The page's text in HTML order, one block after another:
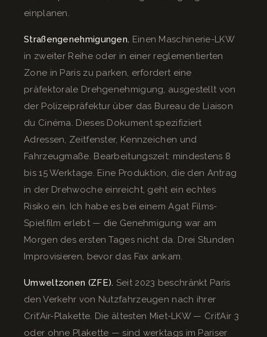
einplanen.
Straßengenehmigungen. Einen Maschinerie-LKW
in zweiter Reihe oder in einer reglementierten
Zone in Paris zu parken, erfordert eine
präfektorale Drehgenehmigung, ausgestellt von
der Polizeipräfektur über das Bureau de Liaison
du Cinéma. Dieses Dokument spezifiziert
Adressen, Zeitfenster, Kennzeichen und
Fahrzeugmaße. Bearbeitungszeit: mindestens 8
bis 15 Werktage. Eine Produktion, die den Antrag
in der Drehwoche einreicht, geht ein echtes
Risiko ein. Ich habe es bei einem Agat Films-
Spielfilm erlebt — die Genehmigung war am
Morgen des ersten Tages nicht da. Drei Stunden
Improvisieren, bevor das Fax ankam.
Umweltzonen (ZFE). Seit 2023 beschränkt Paris
den Verkehr von Nutzfahrzeugen nach ihrer
Crit’Air-Plakette. Die ältesten Miet-LKW — Crit’Air 3
oder ohne Plakette — sind werktags im Pariser